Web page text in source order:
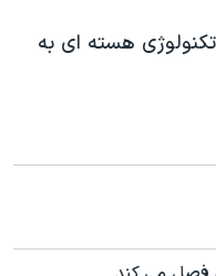
تکنولوژی هسته ای به